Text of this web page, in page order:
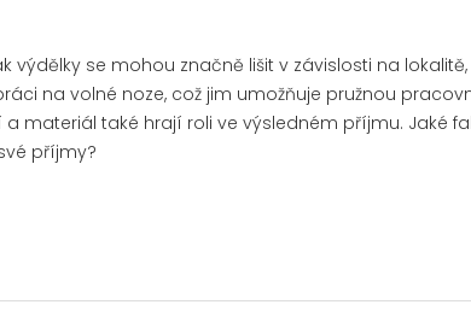
výdělky se mohou značně lišit v závislosti na lokalitě,
na volné noze, což jim umožňuje pružnou
materiál také hrají roli ve výsledném příjmu. Jaké
příjmy?